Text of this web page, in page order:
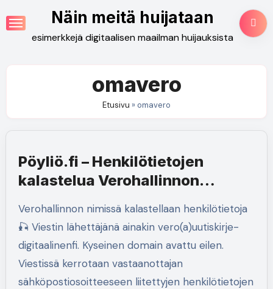
to
content
Näin meitä huijataan
esimerkkejä digitaalisen maailman huijauksista
omavero
Etusivu »omavero
Pöyliö.fi – Henkilötietojen
kalastelua Verohallinnon
Verohallinnon nimissä kalastellaan henkilötietoja
🎣 Viestin lähettäjänä ainakin vero(a)uutiskirje-
digitaalinenfi. Kyseinen domain avattu eilen.
Viestissä kerrotaan vastaanottajan
sähköpostiosoitteeseen liitettyjen henkilötietojen